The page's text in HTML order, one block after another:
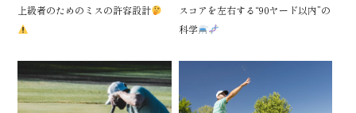
上級者のためのミスの許容設計
スコアを左右する“90ヤード以内”の
科学